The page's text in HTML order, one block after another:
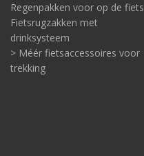
Regenpakken voor op de fiets
Fietsrugzakken met
drinksysteem
> Méér fietsaccessoires voor
trekking